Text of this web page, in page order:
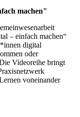
machen"
– einfach machen“
digital
oder
Videoreihe bringt
voneinander